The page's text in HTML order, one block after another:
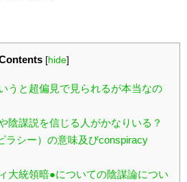
[hide]
うと超偏見で見られるが本当なの
陰謀説を信じる人がかなりいる？
ラシー）の意味及びconspiracy
大統領暗●についての陰謀論につい